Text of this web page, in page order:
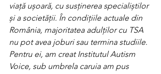
viață ușoară, cu susținerea specialiștilor
și a societății. În condițiile actuale din
România, majoritatea adulților cu TSA
nu pot avea joburi sau termina studiile.
Pentru ei, am creat Institutul Autism
Voice, sub umbrela caruia am pus